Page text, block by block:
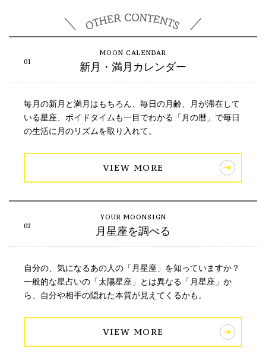
新月・満月カレンダー
毎月の新月と満月はもちろん、毎日の月齢、月が滞在して
いる星座、ボイドタイムも一目でわかる「月の暦」で毎日
の生活に月のリズムを取り入れて。
VIEW MORE
月星座を調べる
自分の、気になるあの人の「月星座」を知っていますか？
一般的な星占いの「太陽星座」とは異なる「月星座」か
ら、自分や相手の隠れた本質が見えてくるかも。
VIEW MORE